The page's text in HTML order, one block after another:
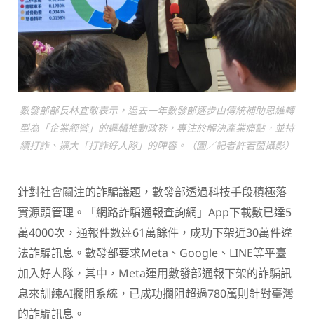
數發部部長林宜敬表示，過去一年數發部逐步由傳統補助思維轉
型為「企業經營」的邏輯推動政務，專注於解決產業痛點，並持
續打詐、擴大「打詐好人隊」的陣容。（圖／記者許若茵攝影）
針對社會關注的詐騙議題，數發部透過科技手段積極落
實源頭管理。「網路詐騙通報查詢網」App下載數已達5
萬4000次，通報件數達61萬餘件，成功下架近30萬件違
法詐騙訊息。數發部要求Meta、Google、LINE等平臺
加入好人隊，其中，Meta運用數發部通報下架的詐騙訊
息來訓練AI攔阻系統，已成功攔阻超過780萬則針對臺灣
的詐騙訊息。